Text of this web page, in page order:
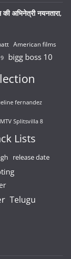
अभिनेत्री नयनतारा,
American films
bigg boss 10
fernandez
MTV Splitsvilla 8
Lists
release date
Telugu